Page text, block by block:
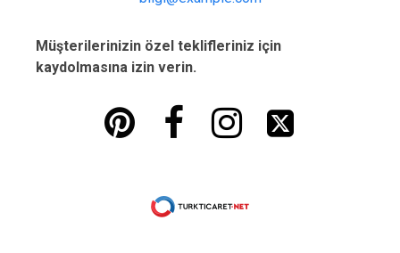
Müşterilerinizin özel teklifleriniz için
kaydolmasına izin verin.
   